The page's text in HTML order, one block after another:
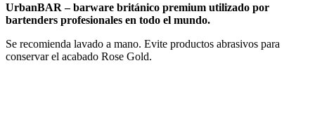
UrbanBAR – barware británico premium utilizado por
bartenders profesionales en todo el mundo.
Se recomienda lavado a mano. Evite productos abrasivos para
conservar el acabado Rose Gold.